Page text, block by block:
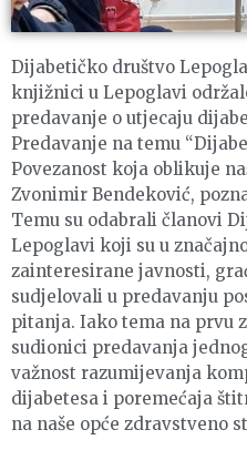
Dijabetičko društvo
knjižnici u Lepoglavi
predavanje o utjecaju
Predavanje na temu
Povezanost koja oblikuje
Zvonimir Bendeković,
Temu su odabrali članovi
Lepoglavi koji su u
zainteresirane javnosti,
sudjelovali u predavanju
pitanja. Iako tema na prvu
sudionici predavanja
važnost razumijevanja
dijabetesa i poremećaja
na naše opće zdravstveno